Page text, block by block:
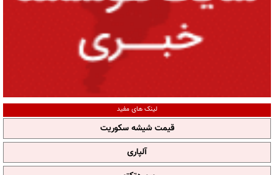
لینک های مفید
قیمت شیشه سکوریت
آلپاری